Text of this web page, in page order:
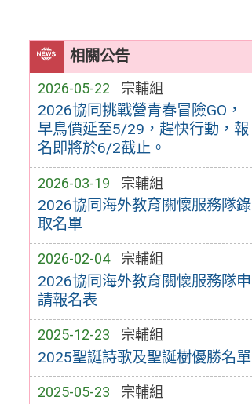
相關公告
2026-05-22 宗輔組
2026協同挑戰營青春冒險GO，
早鳥價延至5/29，趕快行動，報
名即將於6/2截止。
2026-03-19 宗輔組
2026協同海外教育關懷服務隊錄
取名單
2026-02-04 宗輔組
2026協同海外教育關懷服務隊申
請報名表
2025-12-23 宗輔組
2025聖誕詩歌及聖誕樹優勝名單
2025-05-23 宗輔組